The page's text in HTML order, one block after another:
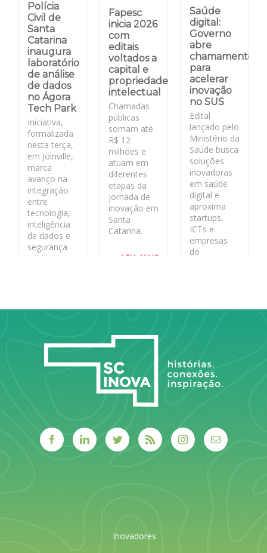
Polícia
Civil de
Santa
Catarina
inaugura
laboratório
de análise
de dados
no Ágora
Tech Park
Iniciativa,
formalizada
nesta terça,
em Joinville,
marca
avanço na
integração
entre
tecnologia,
inteligência
de dados e
segurança
pública no
Fapesc
inicia 2026
com
editais
voltados a
capital e
propriedade
intelectual
Chamadas
públicas
somam até
R$ 12
milhões e
atuam em
diferentes
etapas da
jornada de
inovação em
Santa
Catarina.
LEIA MAIS
Saúde
digital:
Governo
abre
chamamento
para
acelerar
inovação
no SUS
Edital
lançado pelo
Ministério da
Saúde busca
soluções
inovadoras
em saúde
digital e
aproxima
startups,
ICTs e
empresas
do
sistema
Inovadores